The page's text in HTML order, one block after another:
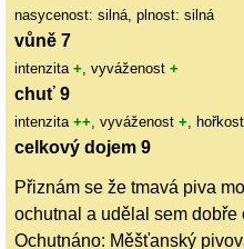
nasycenost: silná, plnost: silná
vůně 7
intenzita +, vyváženost +
chuť 9
intenzita ++, vyváženost +,
celkový dojem 9
Přiznám se že tmavá piva
ochutnal a udělal sem dobře
Ochutnáno: Měšťanský